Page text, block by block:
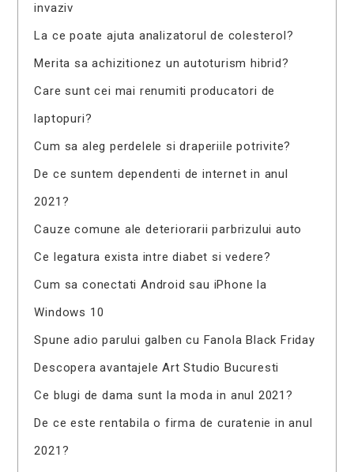
invaziv
La ce poate ajuta analizatorul de colesterol?
Merita sa achizitionez un autoturism hibrid?
Care sunt cei mai renumiti producatori de
laptopuri?
Cum sa aleg perdelele si draperiile potrivite?
De ce suntem dependenti de internet in anul
2021?
Cauze comune ale deteriorarii parbrizului auto
Ce legatura exista intre diabet si vedere?
Cum sa conectati Android sau iPhone la
Windows 10
Spune adio parului galben cu Fanola Black Friday
Descopera avantajele Art Studio Bucuresti
Ce blugi de dama sunt la moda in anul 2021?
De ce este rentabila o firma de curatenie in anul
2021?